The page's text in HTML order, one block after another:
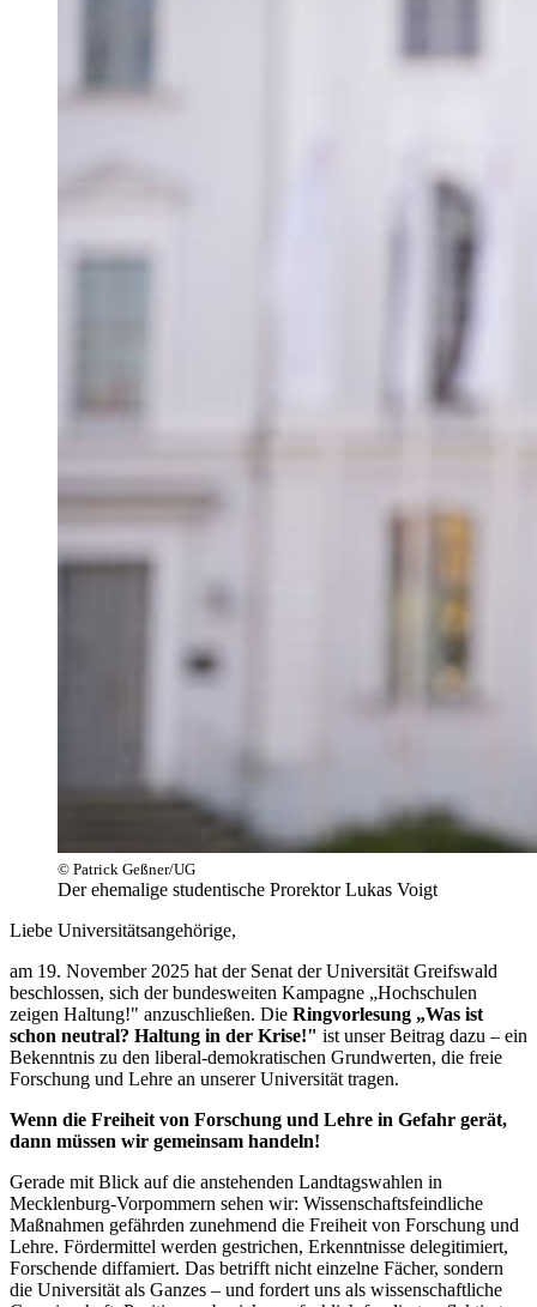
© Patrick Geßner/UG
Der ehemalige studentische Prorektor Lukas Voigt
Liebe Universitätsangehörige,
am 19. November 2025 hat der Senat der Universität Greifswald
beschlossen, sich der bundesweiten Kampagne „Hochschulen
zeigen Haltung!" anzuschließen. Die Ringvorlesung „Was ist
schon neutral? Haltung in der Krise!" ist unser Beitrag dazu – ein
Bekenntnis zu den liberal-demokratischen Grundwerten, die freie
Forschung und Lehre an unserer Universität tragen.
Wenn die Freiheit von Forschung und Lehre in Gefahr gerät,
dann müssen wir gemeinsam handeln!
Gerade mit Blick auf die anstehenden Landtagswahlen in
Mecklenburg-Vorpommern sehen wir: Wissenschaftsfeindliche
Maßnahmen gefährden zunehmend die Freiheit von Forschung und
Lehre. Fördermittel werden gestrichen, Erkenntnisse delegitimiert,
Forschende diffamiert. Das betrifft nicht einzelne Fächer, sondern
die Universität als Ganzes – und fordert uns als wissenschaftliche